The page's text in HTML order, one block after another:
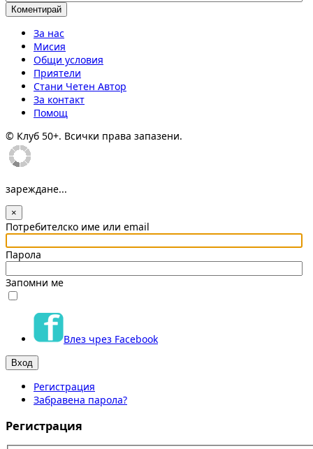
За нас
Мисия
Общи условия
Приятели
Стани Четен Автор
За контакт
Помощ
© Клуб 50+. Всички права запазени.
зареждане...
×
Потребителско име или email
Парола
Запомни ме
Влез чрез Facebook
Регистрация
Забравена парола?
Регистрация